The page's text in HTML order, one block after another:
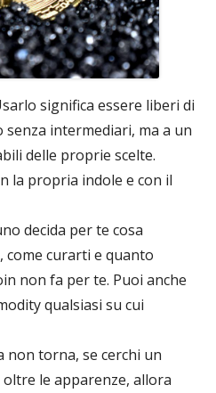
significa essere liberi di
intermediari, ma a un
delle proprie scelte.
la propria indole e con il
decida per te cosa
come curarti e quanto
non fa per te. Puoi anche
qualsiasi su cui
non torna, se cerchi un
le apparenze, allora